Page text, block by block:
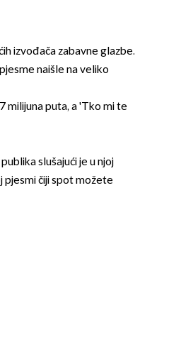
izvođača zabavne glazbe.
naišle na veliko
milijuna puta, a 'Tko mi te
slušajući je u njoj
pjesmi čiji spot možete
OMOGUĆI OBAVIJESTI